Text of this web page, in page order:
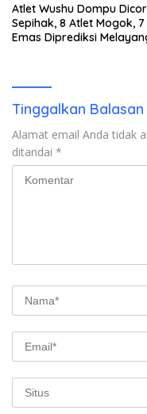
Atlet Wushu Dompu
Sepihak, 8 Atlet Mogok, 7
Emas Diprediksi
Tinggalkan Balasan
Alamat email Anda tidak
ditandai *